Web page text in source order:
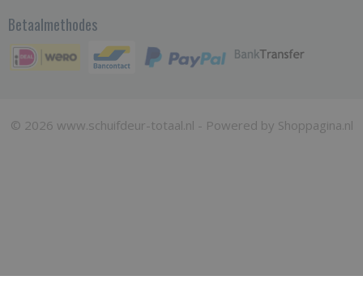
Betaalmethodes
© 2026 www.schuifdeur-totaal.nl - Powered by Shoppagina.nl